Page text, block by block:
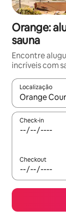
Orange:
sauna
Encontre
incríveis com
Localização
Quando os
Check-in
Checkout